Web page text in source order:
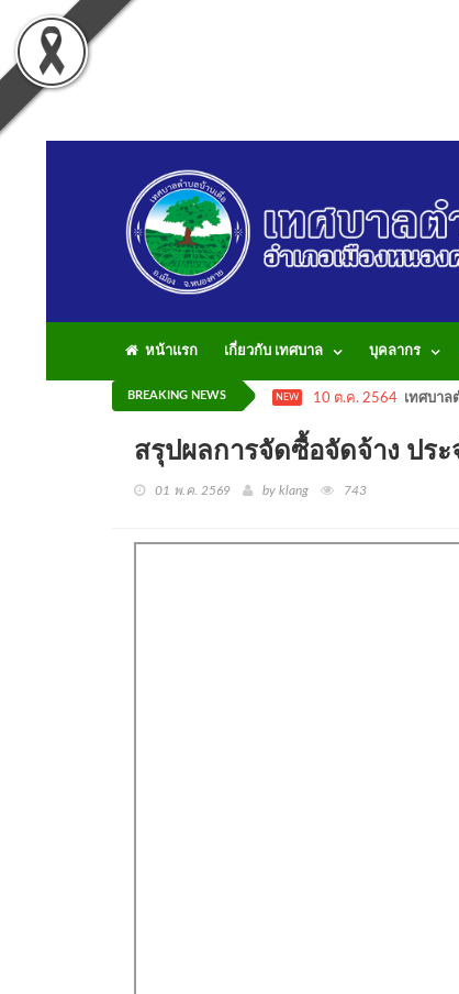
หน้าแรก เกี่ยวกับ เทศบาล บุคลากร
BREAKING NEWS NEW 10 ต.ค. 2564 เทศบาล
สรุปผลการจัดซื้อจัดจ้าง ปร
01 พ.ค. 2569 by klang 743